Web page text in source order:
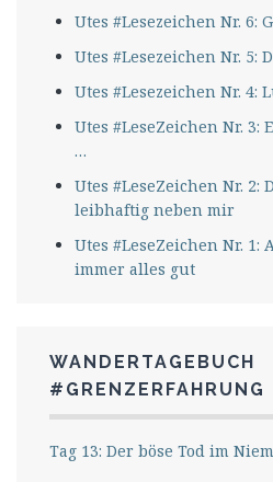
Utes #Lesezeichen Nr. 6:
Utes #Lesezeichen Nr. 5:
Utes #Lesezeichen Nr. 4:
Utes #LeseZeichen Nr. 3:
…
Utes #LeseZeichen Nr. 2:
leibhaftig neben mir
Utes #LeseZeichen Nr.
immer alles gut
WANDERTAGEBUCH
#GRENZERFAHRUNG
Tag 13: Der böse Tod im